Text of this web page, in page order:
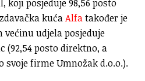
posjeduje 98,56 posto
kućaAlfatakođer je
udjela posjeduje
posto direktno, a
svoje firme Umnožak d.o.o.).